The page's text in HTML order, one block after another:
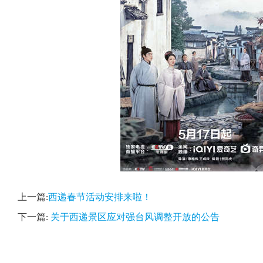
上一篇:西递春节活动安排来啦！
下一篇: 关于西递景区应对强台风调整开放的公告